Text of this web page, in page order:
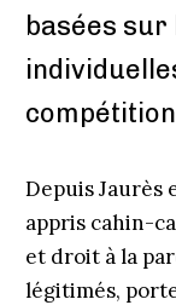
basées
Depuis Jaurès
appris cahin-
et droit à la
légitimés,